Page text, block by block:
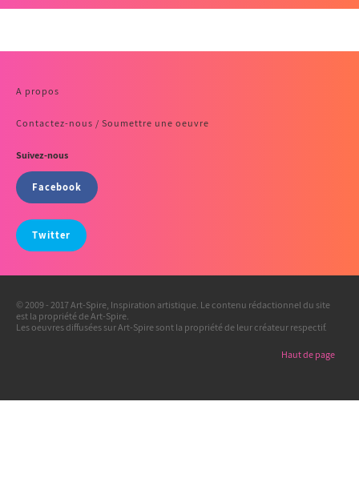
A propos
Contactez-nous / Soumettre une oeuvre
Suivez-nous
Facebook
Twitter
© 2009 - 2017 Art-Spire, Inspiration artistique. Le contenu rédactionnel du site
est la propriété de Art-Spire.
Les oeuvres diffusées sur Art-Spire sont la propriété de leur créateur respectif.
Haut de page